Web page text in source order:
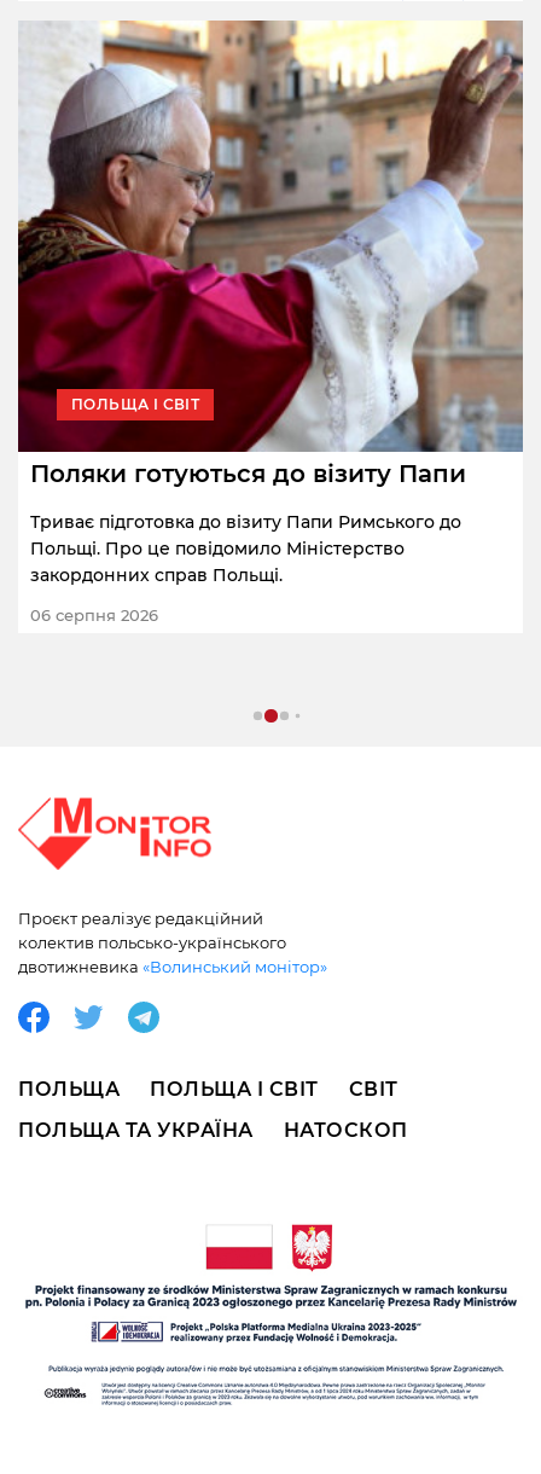
ПОЛЬЩА І СВІТ
Поляки готуються до візиту Папи
Триває підготовка до візиту Папи Римського до
Польщі. Про це повідомило Міністерство
закордонних справ Польщі.
06 серпня 2026
Проєкт реалізує редакційний
колектив польсько-українського
двотижневика «Волинський монітор»
ПОЛЬЩА ПОЛЬЩА І СВІТ
СВІТ
ПОЛЬЩА ТА УКРАЇНА
НАТОСКОП